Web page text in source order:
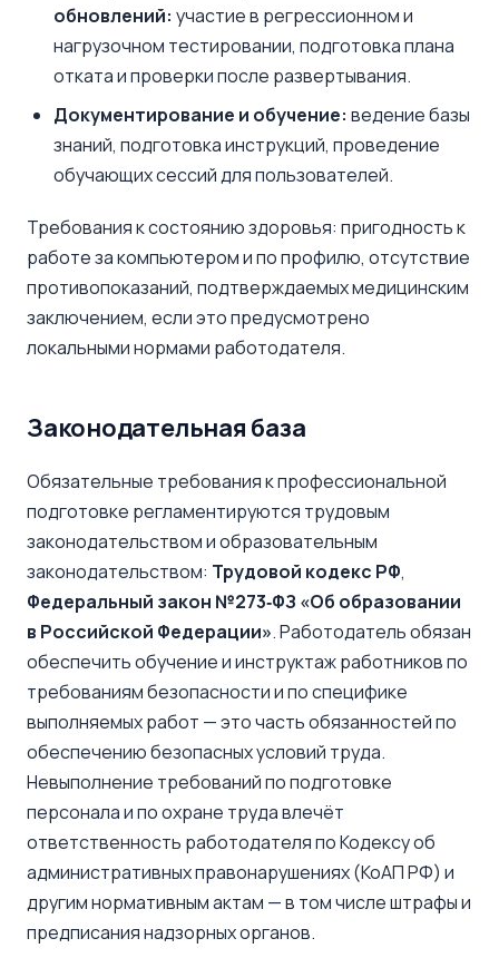
обновлений: участие в регрессионном и
нагрузочном тестировании, подготовка плана
отката и проверки после развертывания.
Документирование и обучение: ведение базы
знаний, подготовка инструкций, проведение
обучающих сессий для пользователей.
Требования к состоянию здоровья: пригодность к
работе за компьютером и по профилю, отсутствие
противопоказаний, подтверждаемых медицинским
заключением, если это предусмотрено
локальными нормами работодателя.
Законодательная база
Обязательные требования к профессиональной
подготовке регламентируются трудовым
законодательством и образовательным
законодательством: Трудовой кодекс РФ,
Федеральный закон №273‑ФЗ «Об образовании
в Российской Федерации». Работодатель обязан
обеспечить обучение и инструктаж работников по
требованиям безопасности и по специфике
выполняемых работ — это часть обязанностей по
обеспечению безопасных условий труда.
Невыполнение требований по подготовке
персонала и по охране труда влечёт
ответственность работодателя по Кодексу об
административных правонарушениях (КоАП РФ) и
другим нормативным актам — в том числе штрафы и
предписания надзорных органов.